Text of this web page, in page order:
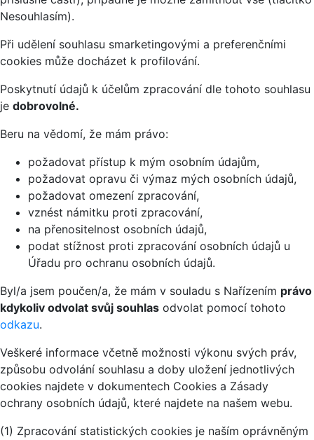
Nesouhlasím).
Při udělení souhlasu smarketingovými a preferenčními
cookies může docházet k profilování.
Poskytnutí údajů k účelům zpracování dle tohoto souhlasu
je dobrovolné.
Beru na vědomí, že mám právo:
požadovat přístup k mým osobním údajům,
požadovat opravu či výmaz mých osobních údajů,
požadovat omezení zpracování,
vznést námitku proti zpracování,
na přenositelnost osobních údajů,
podat stížnost proti zpracování osobních údajů u
Úřadu pro ochranu osobních údajů.
Byl/a jsem poučen/a, že mám v souladu s Nařízením právo
kdykoliv odvolat svůj souhlas odvolat pomocí tohoto
odkazu.
Veškeré informace včetně možnosti výkonu svých práv,
způsobu odvolání souhlasu a doby uložení jednotlivých
cookies najdete v dokumentech Cookies a Zásady
ochrany osobních údajů, které najdete na našem webu.
(1) Zpracování statistických cookies je naším oprávněným